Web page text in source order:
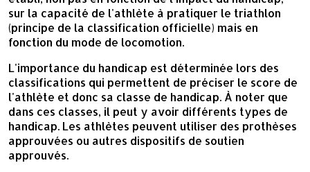
sur la capacité de l'athlète à pratiquer le triathlon
(principe de la classification officielle) mais en
fonction du mode de locomotion.
L'importance du handicap est déterminée lors des
classifications qui permettent de préciser le score de
l'athlète et donc sa classe de handicap. À noter que
dans ces classes, il peut y avoir différents types de
handicap. Les athlètes peuvent utiliser des prothèses
approuvées ou autres dispositifs de soutien
approuvés.